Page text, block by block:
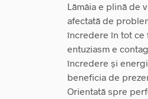
Lămâia e plină de
afectată de
încredere în tot ce
entuziasm e
încredere și
beneficia de
Orientată spre